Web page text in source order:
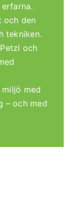
och den
tekniken.
och
miljö med
– och med